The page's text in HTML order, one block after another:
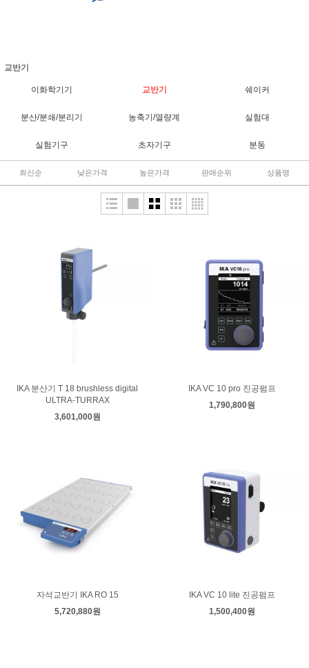
교반기
이화학기기 교반기 쉐이커
분산/분쇄/분리기 농축기/열량계 실험대
실험기구 초자기구 분동
최신순 낮은가격 높은가격 판매순위 상품명
IKA 분산기 T 18 brushless digital
ULTRA-TURRAX
3,601,000원
IKA VC 10 pro 진공펌프
1,790,800원
자석교반기 IKA RO 15
5,720,880원
IKA VC 10 lite 진공펌프
1,500,400원